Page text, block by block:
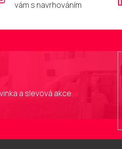
vám s navrhováním
a slevová akce.